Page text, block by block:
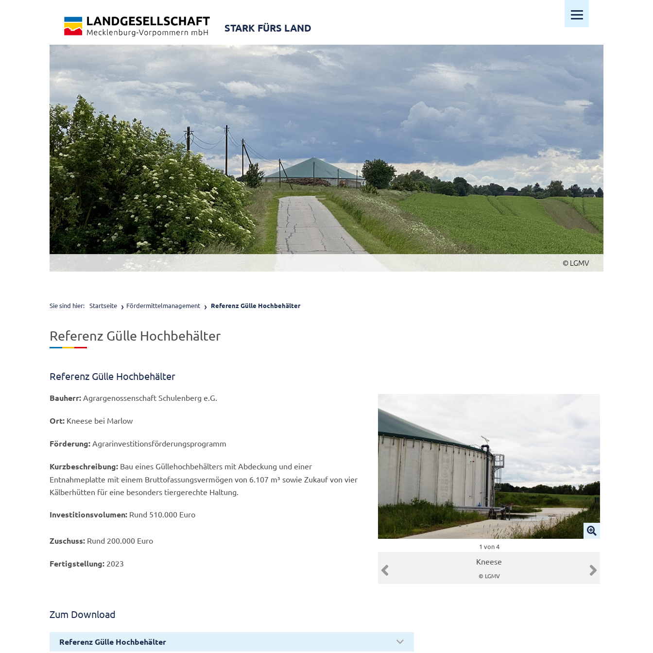
STARK FÜRS LAND
Mobiles Menü öffnen
© LGMV
Sie sind hier: Startseite Fördermittelmanagement Referenz Gülle Hochbehälter
Referenz Gülle Hochbehälter
Referenz Gülle Hochbehälter
Bauherr: Agrargenossenschaft Schulenberg e.G.
Ort: Kneese bei Marlow
Förderung: Agrarinvestitionsförderungsprogramm
Kurzbeschreibung: Bau eines Güllehochbehälters mit Abdeckung und einer
Entnahmeplatte mit einem Bruttofassungsvermögen von 6.107 m³ sowie Zukauf von vier
Kälberhütten für eine besonders tiergerechte Haltung.
Investitionsvolumen: Rund 510.000 Euro
Zuschuss: Rund 200.000 Euro
Fertigstellung: 2023
3 von 4
Kneese 2
1 von 4
Kneese
© LGMV
Zum Download
Referenz Gülle Hochbehälter